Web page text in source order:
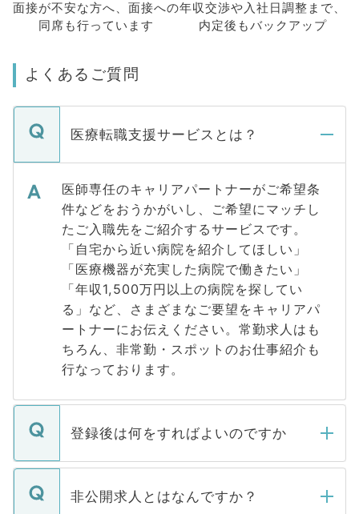
面接が不安な方へ、 面接への
同席も行っています
年収交渉や入社日調整まで、
内定後もバックアップ
よくあるご質問
医療転職支援サービスとは？
医師専任のキャリアパートナーがご希望条
件などをおうかがいし、ご希望にマッチし
たご入職先をご紹介するサービスです。
「自宅から近い病院を紹介してほしい」
「医療機器が充実した病院で働きたい」
「年収1,500万円以上の病院を探してい
る」など、さまざまなご要望をキャリアパ
ートナーにお伝えください。常勤求人はも
ちろん、非常勤・スポットのお仕事紹介も
行なっております。
登録後は何をすればよいのですか
ご登録いただきましたら、弊社担当者がご
登録内容を確認し、その後メールもしくは
非公開求人とはなんですか？